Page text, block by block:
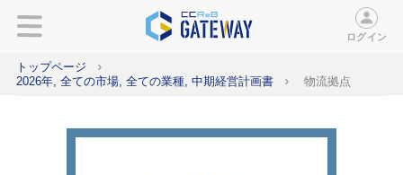
ログイン
トップページ
2026年, 全ての市場, 全ての業種, 中期経営計画書
物流拠点